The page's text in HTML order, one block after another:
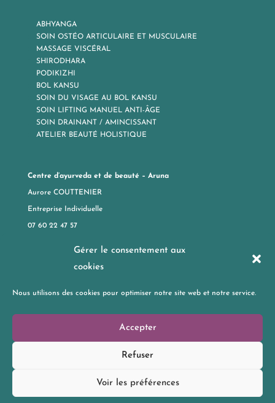
Gérer le consentement aux
cookies
Nous utilisons des cookies pour optimiser notre site web et notre service.
Accepter
Refuser
Voir les préférences
ABHYANGA
SOIN OSTÉO ARTICULAIRE ET MUSCULAIRE
MASSAGE VISCÉRAL
SHIRODHARA
PODIKIZHI
BOL KANSU
SOIN DU VISAGE AU BOL KANSU
SOIN LIFTING MANUEL ANTI-ÂGE
SOIN DRAINANT / AMINCISSANT
ATELIER BEAUTÉ HOLISTIQUE
Centre d’ayurveda et de beauté – Aruna
Aurore COUTTENIER
Entreprise Individuelle
07 60 22 47 57
d’Angely